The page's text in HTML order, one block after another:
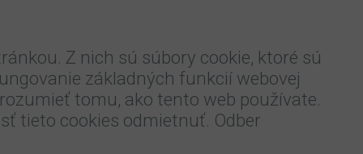
Z nich sú súbory cookie, ktoré sú
základných funkcií webovej
tomu, ako tento web používate.
tieto cookies odmietnuť. Odber